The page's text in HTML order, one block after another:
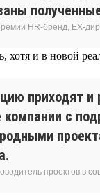
HR-бренд, EX-
хотя и в новой
приходят и
с
проектов в